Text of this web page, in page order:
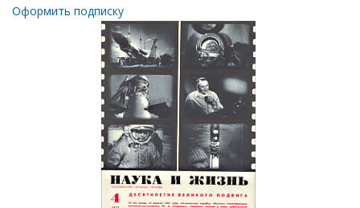
Оформить подписку